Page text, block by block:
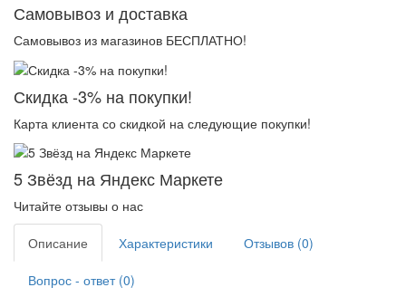
Самовывоз и доставка
Самовывоз из магазинов БЕСПЛАТНО!
Скидка -3% на покупки!
Карта клиента со скидкой на следующие покупки!
5 Звёзд на Яндекс Маркете
Читайте отзывы о нас
Описание Характеристики Отзывов (0)
Вопрос - ответ (0)